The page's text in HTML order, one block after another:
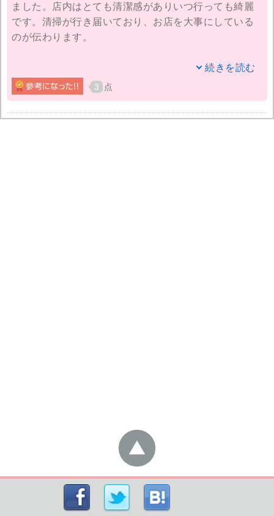
ょっと高めなのでお財布と相談してまた行こうと思っ
ています。ありがとうございました！！！
ました。店内はとても清潔感がありいつ行っても綺麗
です。清掃が行き届いており、お店を大事にしている
のが伝わります。
初めてエスプリさんに行った時はハートシェイプ小顔
造顔コースというものを受けました。やって頂いてい
るうちからほほの位置が上がって顔が軽くなった感覚
がありました。終わって鏡を見たら自分の顔の変わり
続きを読む
3 点